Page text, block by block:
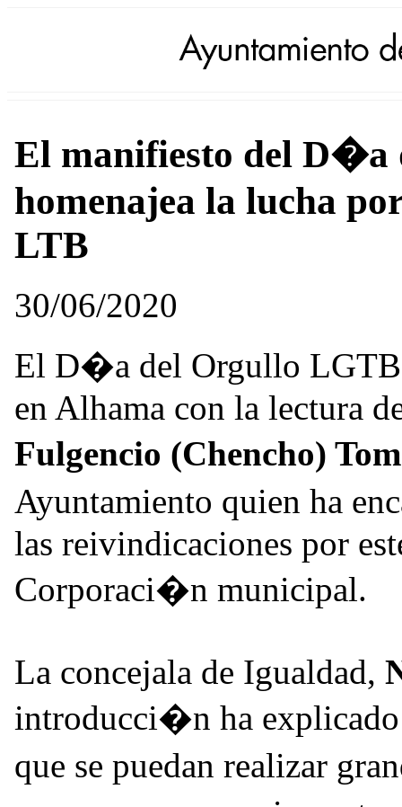
El manifiesto del D�a
homenajea la lucha
LTB
30/06/2020
El D�a del Orgullo
en Alhama con la lectura
Fulgencio (Chencho)
Ayuntamiento quien ha
las reivindicaciones por
Corporaci�n municipal.
La concejala de Igualdad,
introducci�n ha explicado
que se puedan realizar